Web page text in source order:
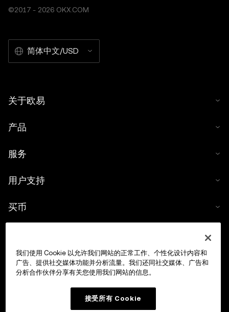
©2017 - 2026 OKX.COM
简体中文/USD
关于欧易
产品
服务
用户支持
买币
交易
我们使用 Cookie 以允许我们网站的正常工作、个性化设计内容和
广告、提供社交媒体功能并分析流量。我们还同社交媒体、广告和
分析合作伙伴分享有关您使用我们网站的信息。
接受所有 Cookie